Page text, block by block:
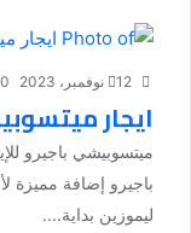
12 نوفمبر، 2023 0
ايجار
باجيرو إضافة مميزة
ليموزين بداية....